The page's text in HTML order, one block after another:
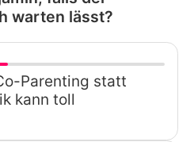
warten lässt?
Parenting statt
kann toll